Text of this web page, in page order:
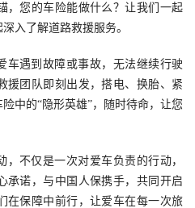
，您的车险能做什么？让我们一起
入了解道路救援服务。
车遇到故障或事故，无法继续行驶
援团队即刻出发，搭电、换胎、紧
中的“隐形英雄”，随时待命，让您
不仅是一次对爱车负责的行动，
承诺，与中国人保携手，共同开启
在保障中前行，让爱车在每一次旅